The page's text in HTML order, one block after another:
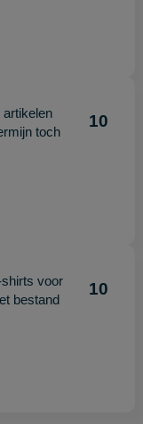
toch
10
voor
bestand
10